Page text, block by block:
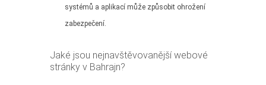
systémů a aplikací může způsobit ohrožení
zabezpečení.
Jaké jsou nejnavštěvovanější webové
stránky v Bahrajn?